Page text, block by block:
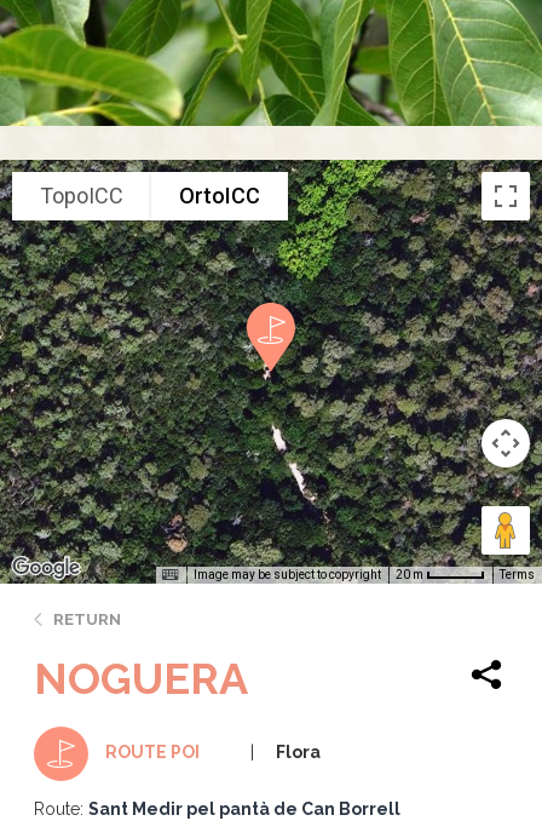
TopoICC OrtoICC
Image may be subject to copyright 20 m Terms
RETURN
NOGUERA
ROUTE POI Flora
Route: Sant Medir pel pantà de Can Borrell